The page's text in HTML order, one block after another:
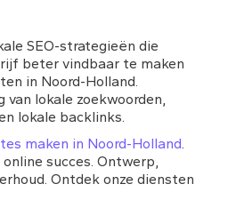
SEO-strategieën die
beter vindbaar te maken
in Noord-Holland.
lokale zoekwoorden,
lokale backlinks.
maken in Noord-Holland.
succes. Ontwerp,
Ontdek onze diensten